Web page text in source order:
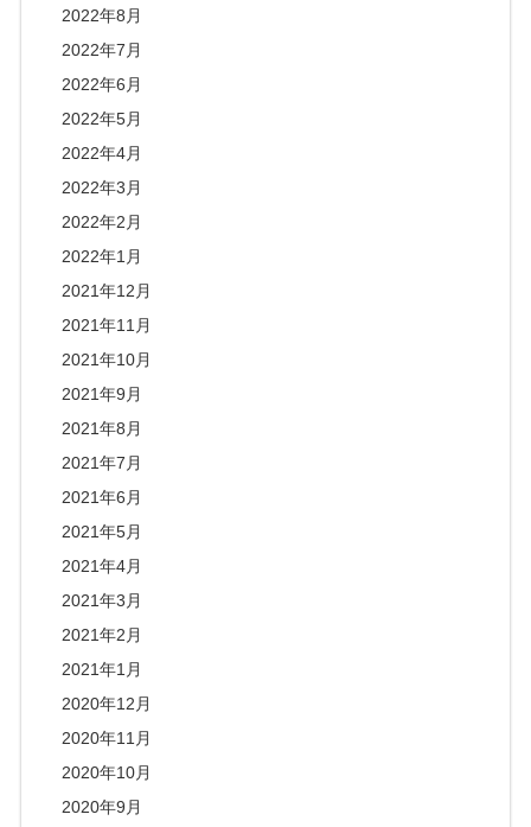
2022年8月
2022年7月
2022年6月
2022年5月
2022年4月
2022年3月
2022年2月
2022年1月
2021年12月
2021年11月
2021年10月
2021年9月
2021年8月
2021年7月
2021年6月
2021年5月
2021年4月
2021年3月
2021年2月
2021年1月
2020年12月
2020年11月
2020年10月
2020年9月